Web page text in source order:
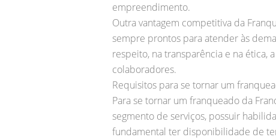
empreendimento.
Outra vantagem competitiva da
sempre prontos para atender às
respeito, na transparência e na ética,
colaboradores.
Requisitos para se tornar um
Para se tornar um franqueado da
segmento de serviços, possuir
fundamental ter disponibilidade de